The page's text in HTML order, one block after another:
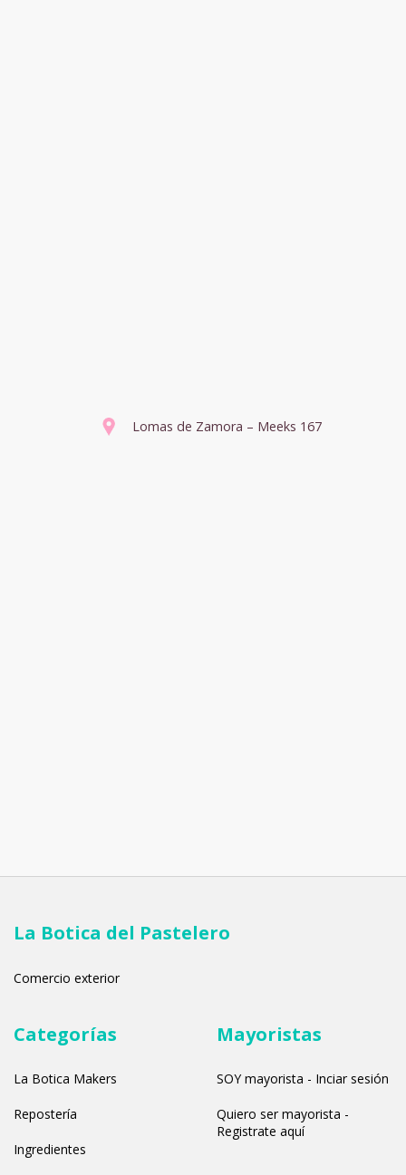
Lomas de Zamora – Meeks 167
La Botica del Pastelero
Comercio exterior
Categorías
La Botica Makers
Repostería
Ingredientes
Mayoristas
SOY mayorista - Inciar sesión
Quiero ser mayorista -
Registrate aquí